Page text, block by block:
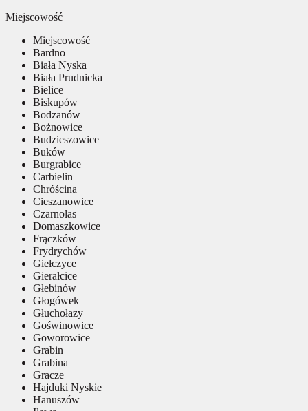
Miejscowość
Miejscowość
Bardno
Biała Nyska
Biała Prudnicka
Bielice
Biskupów
Bodzanów
Bożnowice
Budzieszowice
Buków
Burgrabice
Carbielin
Chróścina
Cieszanowice
Czarnolas
Domaszkowice
Frączków
Frydrychów
Giełczyce
Gierałcice
Głebinów
Głogówek
Głuchołazy
Goświnowice
Goworowice
Grabin
Grabina
Gracze
Hajduki Nyskie
Hanuszów